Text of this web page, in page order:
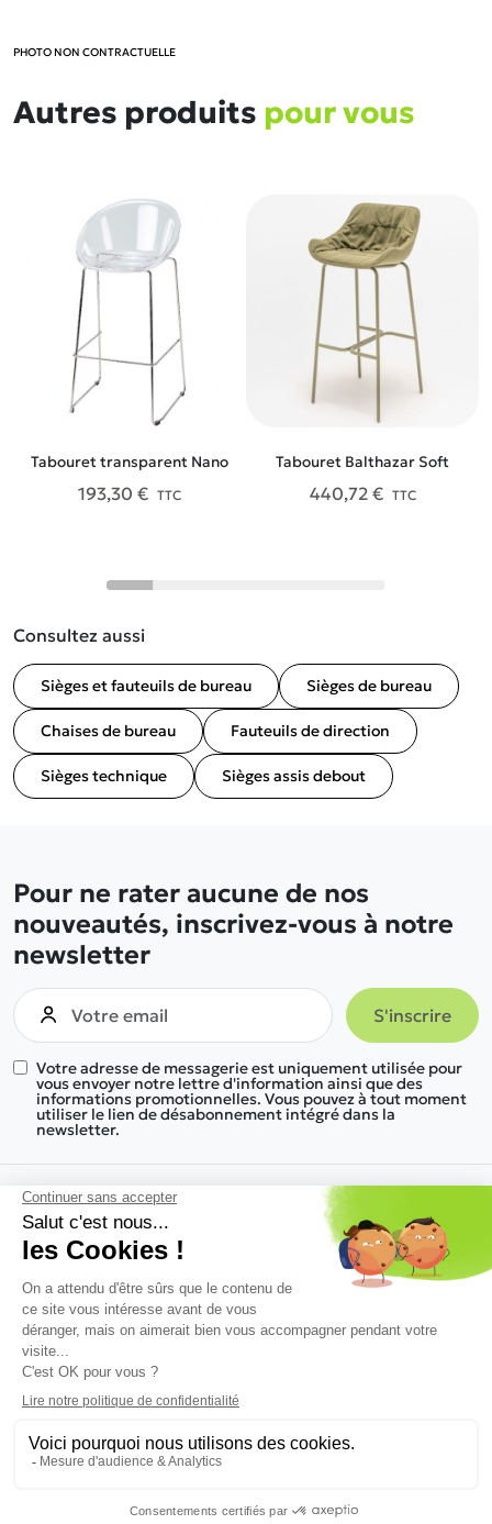
PHOTO NON CONTRACTUELLE
Autres produits pour vous
Tabouret transparent Nano
193,30 € TTC
Tabouret Balthazar Soft
440,72 € TTC
Consultez aussi
Sièges et fauteuils de bureau Sièges de bureau
Chaises de bureau Fauteuils de direction
Sièges technique Sièges assis debout
Pour ne rater aucune de nos
nouveautés, inscrivez-vous à notre
newsletter
Votre adresse de messagerie est uniquement utilisée pour
vous envoyer notre lettre d'information ainsi que des
informations promotionnelles. Vous pouvez à tout moment
utiliser le lien de désabonnement intégré dans la
newsletter.
Nous trouver
Nos gammes de produits
Informations
Une réponse à tous vos besoins
Nous découvrir
© 2026 Kosymob - Tous droits réservés